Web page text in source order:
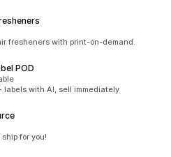
fresheners with print-on-demand.
POD
labels with AI, sell immediately
for you!